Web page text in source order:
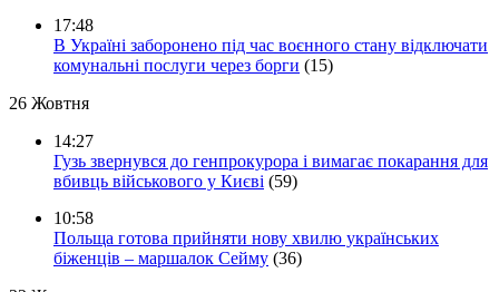
17:48
В Україні заборонено під час воєнного стану відключати
комунальні послуги через борги (15)
26 Жовтня
14:27
Гузь звернувся до генпрокурора і вимагає покарання для
вбивць військового у Києві (59)
10:58
Польща готова прийняти нову хвилю українських
біженців – маршалок Сейму (36)